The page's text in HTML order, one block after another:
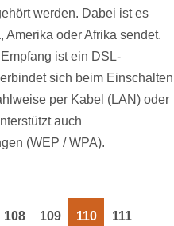
werden. Dabei ist es
oder Afrika sendet.
ist ein DSL-
sich beim Einschalten
per Kabel (LAN) oder
auch
(WEP / WPA).
108 109 110 111